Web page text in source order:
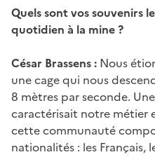
Quels sont vos souvenirs
quotidien à la mine ?
César Brassens : Nous
une cage qui nous
8 mètres par seconde.
caractérisait notre métier
cette communauté
nationalités : les Français,